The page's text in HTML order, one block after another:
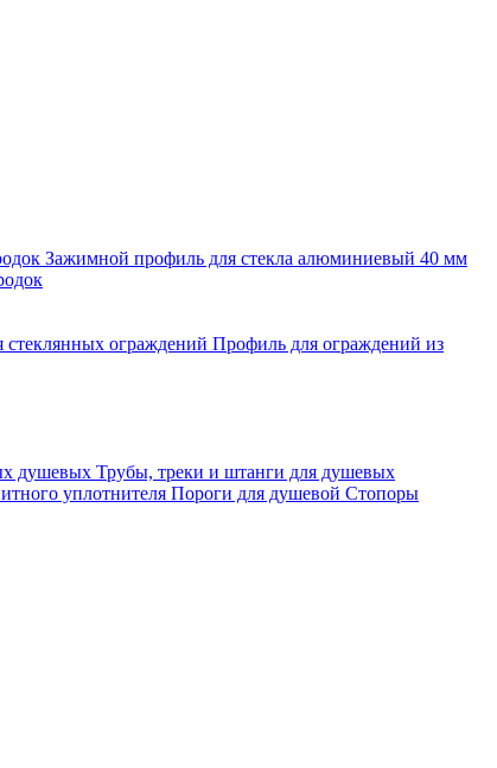
Зажимной профиль для стекла алюминиевый 40 мм
стеклянных ограждений Профиль для ограждений из
душевых Трубы, треки и штанги для душевых
уплотнителя Пороги для душевой Стопоры